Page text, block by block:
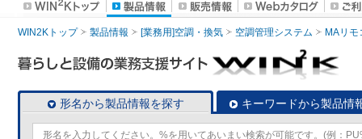
WIN2Kトップ 製品情報 [業務用]空調・換気 空調管理システム MAリモ
形名から製品情報を探す キーワードから製品情